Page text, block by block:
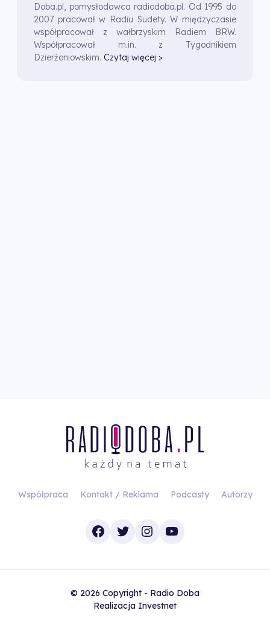
Doba.pl, pomysłodawca radiodoba.pl. Od 1995 do
2007 pracował w Radiu Sudety. W międzyczasie
współpracował z wałbrzyskim Radiem BRW.
Współpracował m.in. z Tygodnikiem
Dzierżoniowskim. Czytaj więcej >
Współpraca Kontakt / Reklama Podcasty Autorzy
Facebook
TwitterInstagram
YouTube
© 2026 Copyright - Radio Doba
Realizacja Investnet